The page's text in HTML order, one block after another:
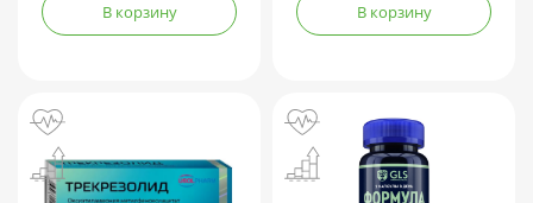
В корзину В корзину